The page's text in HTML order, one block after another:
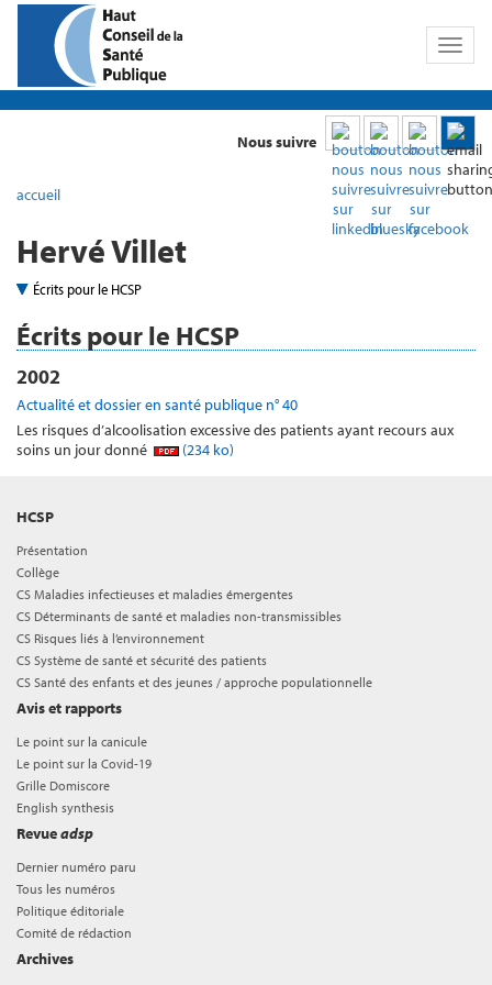
Toggle
Nous suivre
accueil
Hervé Villet
Écrits pour le HCSP
Écrits pour le HCSP
2002
Actualité et dossier en santé publique n° 40
Les risques d’alcoolisation excessive des patients ayant recours aux
soins un jour donné
(234 ko)
HCSP
Présentation
Collège
CS Maladies infectieuses et maladies émergentes
CS Déterminants de santé et maladies non-transmissibles
CS Risques liés à l’environnement
CS Système de santé et sécurité des patients
CS Santé des enfants et des jeunes / approche populationnelle
Avis et rapports
Le point sur la canicule
Le point sur la Covid-19
Grille Domiscore
English synthesis
Revueadsp
Dernier numéro paru
Tous les numéros
Politique éditoriale
Comité de rédaction
Archives